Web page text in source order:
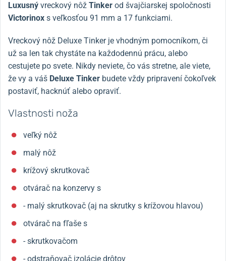
Luxusný vreckový nôž Tinker od švajčiarskej spoločnosti
Victorinox s veľkosťou 91 mm a 17 funkciami.
Vreckový nôž Deluxe Tinker je vhodným pomocníkom, či
už sa len tak chystáte na každodennú prácu, alebo
cestujete po svete. Nikdy neviete, čo vás stretne, ale viete,
že vy a váš Deluxe Tinker budete vždy pripravení čokoľvek
postaviť, hacknúť alebo opraviť.
Vlastnosti noža
veľký nôž
malý nôž
krížový skrutkovač
otvárač na konzervy s
- malý skrutkovač (aj na skrutky s krížovou hlavou)
otvárač na fľaše s
- skrutkovačom
- odstraňovač izolácie drôtov